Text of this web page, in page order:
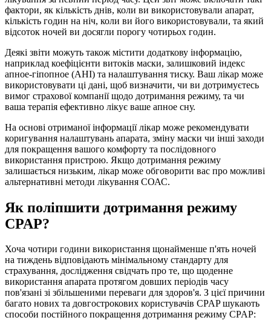
фактори, як кількість днів, коли ви використовували апарат,
кількість годин на ніч, коли ви його використовували, та який
відсоток ночей ви досягли порогу чотирьох годин.
Деякі звіти можуть також містити додаткову інформацію,
наприклад коефіцієнти витоків маски, залишковий індекс
апное-гіпопное (AHI) та налаштування тиску. Ваш лікар може
використовувати ці дані, щоб визначити, чи ви дотримуєтесь
вимог страхової компанії щодо дотримання режиму, та чи
ваша терапія ефективно лікує ваше апное сну.
На основі отриманої інформації лікар може рекомендувати
коригування налаштувань апарата, зміну маски чи інші заходи
для покращення вашого комфорту та послідовного
використання пристрою. Якщо дотримання режиму
залишається низьким, лікар може обговорити вас про можливі
альтернативні методи лікування СОАС.
Як поліпшити дотримання режиму
CPAP?
Хоча чотири години використання щонайменше п'ять ночей
на тиждень відповідають мінімальному стандарту для
страхування, дослідження свідчать про те, що щоденне
використання апарата протягом довших періодів часу
пов'язані зі збільшеними переваги для здоров'я. З цієї причини
багато нових та довгострокових користувачів CPAP шукають
способи постійного покращення дотримання режиму CPAP: